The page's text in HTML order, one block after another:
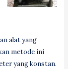
alat yang
metode ini
yang konstan.